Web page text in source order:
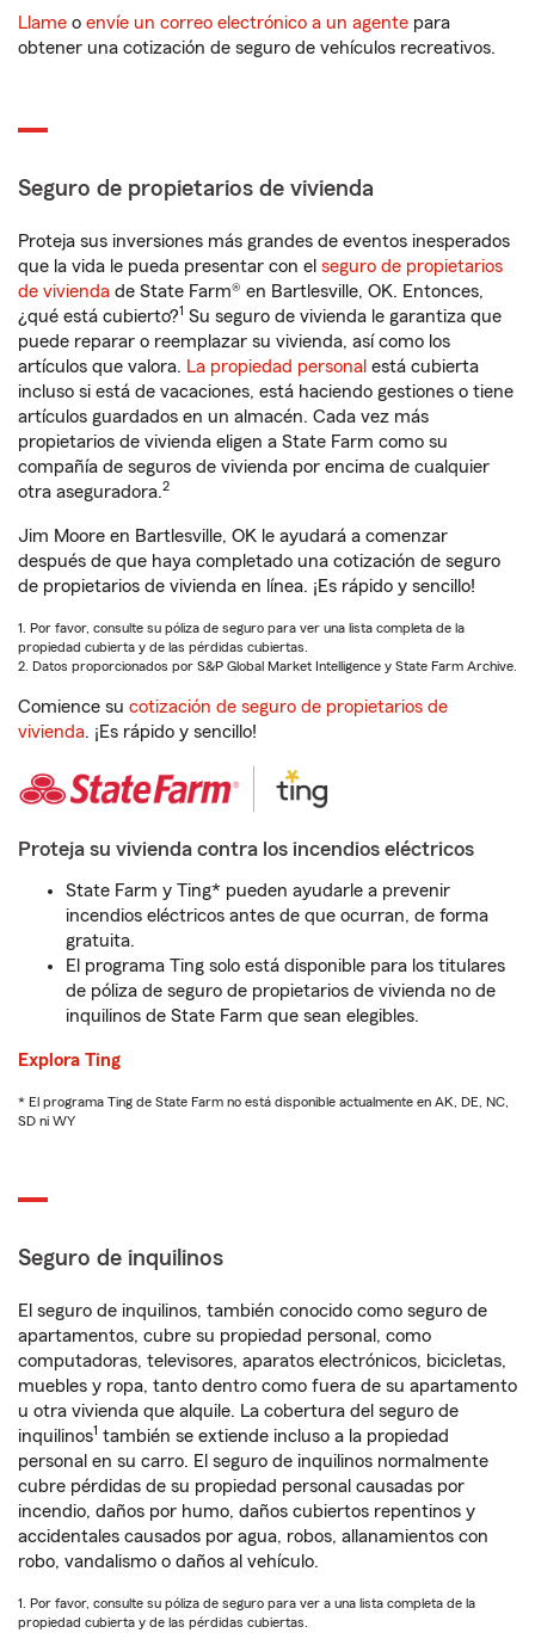
Llame o envíe un correo electrónico a un agente para
obtener una cotización de seguro de vehículos recreativos.
Seguro de propietarios de vivienda
Proteja sus inversiones más grandes de eventos inesperados
que la vida le pueda presentar con el seguro de propietarios
de vivienda de State Farm® en Bartlesville, OK. Entonces,
¿qué está cubierto?1 Su seguro de vivienda le garantiza que
puede reparar o reemplazar su vivienda, así como los
artículos que valora. La propiedad personal está cubierta
incluso si está de vacaciones, está haciendo gestiones o tiene
artículos guardados en un almacén. Cada vez más
propietarios de vivienda eligen a State Farm como su
compañía de seguros de vivienda por encima de cualquier
otra aseguradora.2
Jim Moore en Bartlesville, OK le ayudará a comenzar
después de que haya completado una cotización de seguro
de propietarios de vivienda en línea. ¡Es rápido y sencillo!
1. Por favor, consulte su póliza de seguro para ver una lista completa de la
propiedad cubierta y de las pérdidas cubiertas.
2. Datos proporcionados por S&P Global Market Intelligence y State Farm Archive.
Comience su cotización de seguro de propietarios de
vivienda. ¡Es rápido y sencillo!
Proteja su vivienda contra los incendios eléctricos
State Farm y Ting* pueden ayudarle a prevenir
incendios eléctricos antes de que ocurran, de forma
gratuita.
El programa Ting solo está disponible para los titulares
de póliza de seguro de propietarios de vivienda no de
inquilinos de State Farm que sean elegibles.
Explora Ting
* El programa Ting de State Farm no está disponible actualmente en AK, DE, NC,
SD ni WY
Seguro de inquilinos
El seguro de inquilinos, también conocido como seguro de
apartamentos, cubre su propiedad personal, como
computadoras, televisores, aparatos electrónicos, bicicletas,
muebles y ropa, tanto dentro como fuera de su apartamento
u otra vivienda que alquile. La cobertura del seguro de
inquilinos1 también se extiende incluso a la propiedad
personal en su carro. El seguro de inquilinos normalmente
cubre pérdidas de su propiedad personal causadas por
incendio, daños por humo, daños cubiertos repentinos y
accidentales causados por agua, robos, allanamientos con
robo, vandalismo o daños al vehículo.
1. Por favor, consulte su póliza de seguro para ver a una lista completa de la
propiedad cubierta y de las pérdidas cubiertas.